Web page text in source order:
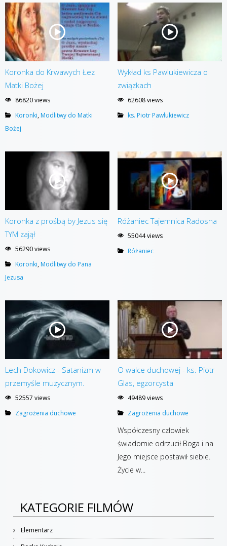
Koronka do Krwawych Łez
Matki Bożej
86820 views
Koronki,Modlitwy do Matki
Bożej
Wykład ks Pawlukiewicza o
związkach
62608 views
ks. Piotr Pawlukiewicz
Koronka z prośbą by Jezus się
TYM zajął
56290 views
Koronki,Modlitwy do Pana
Jezusa
Różaniec Tajemnica Radosna
55044 views
Różaniec
Lech Dokowicz - Satanizm w
przemyśle muzycznym.
52557 views
Zagrożenia duchowe
O walce duchowej - ks. Piotr
Glas, egzorcysta
49489 views
Zagrożenia duchowe
Współczesny człowiek
świadomie odrzucił Boga i na
Jego miejsce postawił siebie.
Życie w...
KATEGORIE FILMÓW
Elementarz